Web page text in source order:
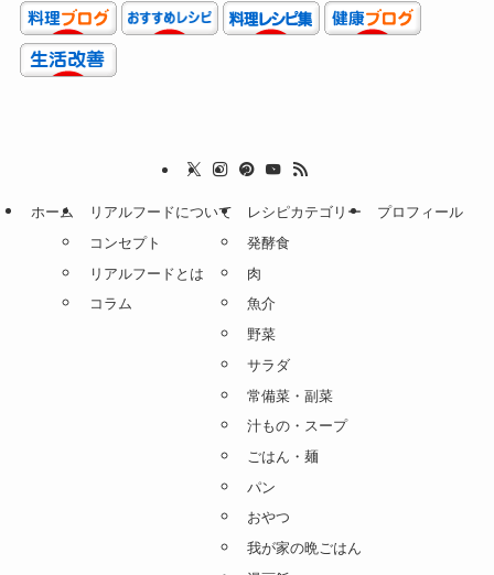
ホーム
リアルフードについて
コンセプト
リアルフードとは
コラム
レシピカテゴリー
発酵食
肉
魚介
野菜
サラダ
常備菜・副菜
汁もの・スープ
ごはん・麺
パン
おやつ
我が家の晩ごはん
プロフィール